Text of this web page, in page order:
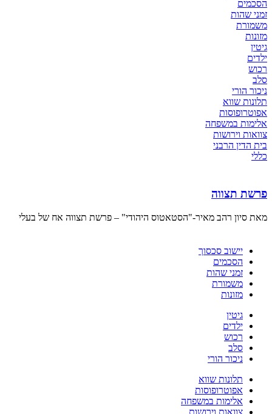
הסכמים
זמני שהות
משמורת
מזונות
גיטין
ילדים
רכוש
סלב
ניכור הורי
תלונות שווא
אפוטרופוסות
אלימות במשפחה
צוואות וירושות
בית הדין הרבני
כללי
פרשת תצווה
מאת סיון רהב מאיר-"הסטאטוס היהודי" – פרשת תצווה אח של בעלי
יישוב סכסוך
הסכמים
זמני שהות
משמורת
מזונות
גיטין
ילדים
רכוש
סלב
ניכור הורי
תלונות שווא
אפוטרופוסות
אלימות במשפחה
צוואות וירושות